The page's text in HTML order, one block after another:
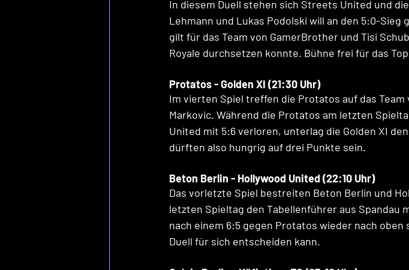
In diesem Duell stehen sich Streets United und
Lehmann und Lukas Podolski will an den 5:0-
gilt für das Team von GamerBrother und Tisi
Royale durchsetzen konnte. Bühne frei für das
Protatos - Golden XI (21:30 Uhr)
Im vierten Spiel treffen die Protatos auf das Team
Markovic. Während die Protatos am letzten
United mit 5:6 verloren, unterlag die Golden XI
dürften also hungrig auf drei Punkte sein.
Beton Berlin - Hollywood United (22:10 Uhr)
Das vorletzte Spiel bestreiten Beton Berlin und
letzten Spieltag den Tabellenführer aus Spandau
nach einem 6:5 gegen Protatos wieder nach
Duell für sich entscheiden kann.